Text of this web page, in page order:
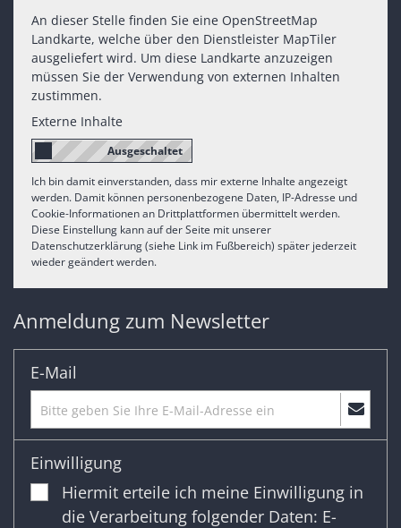
An dieser Stelle finden Sie eine OpenStreetMap
Landkarte, welche über den Dienstleister MapTiler
ausgeliefert wird. Um diese Landkarte anzuzeigen
müssen Sie der Verwendung von externen Inhalten
zustimmen.
Externe Inhalte
Ich bin damit einverstanden, dass mir externe Inhalte angezeigt
werden. Damit können personenbezogene Daten, IP-Adresse und
Cookie-Informationen an Drittplattformen übermittelt werden.
Diese Einstellung kann auf der Seite mit unserer
Datenschutzerklärung (siehe Link im Fußbereich) später jederzeit
wieder geändert werden.
Anmeldung zum Newsletter
E-Mail
Einwilligung
Hiermit erteile ich meine Einwilligung in
die Verarbeitung folgender Daten: E-